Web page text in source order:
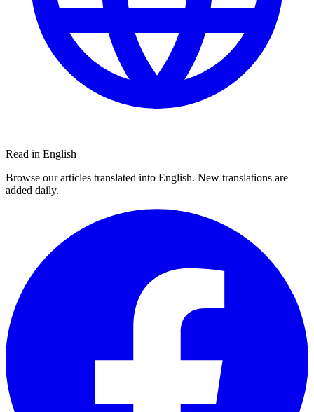
Read in English
Browse our articles translated into English. New translations are
added daily.